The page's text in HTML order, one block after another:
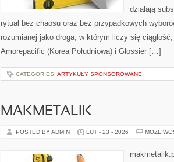
działają
rytuał bez chaosu oraz bez przypadkowych
rozumianej jako droga, w którym liczy się
Amorepacific (Korea Południowa) i Glossier […]
CATEGORIES: ARTYKUŁY SPONSOROWANE
MAKMETALIK
POSTED BY ADMIN LUT - 23 - 2026